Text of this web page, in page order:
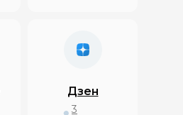
Дзен
3